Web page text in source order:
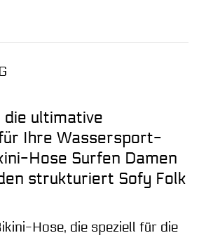
die ultimative
Ihre Wassersport-
Hose Surfen Damen
strukturiert Sofy Folk
Hose, die speziell für die